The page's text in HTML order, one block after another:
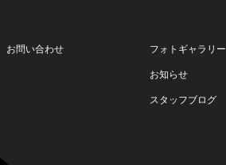
お問い合わせ フォトギャラリー
お知らせ
スタッフブログ